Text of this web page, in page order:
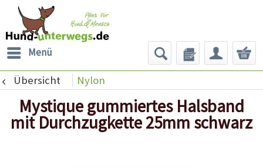
Menü
Übersicht Nylon
Mystique gummiertes Halsband
mit Durchzugkette 25mm schwarz